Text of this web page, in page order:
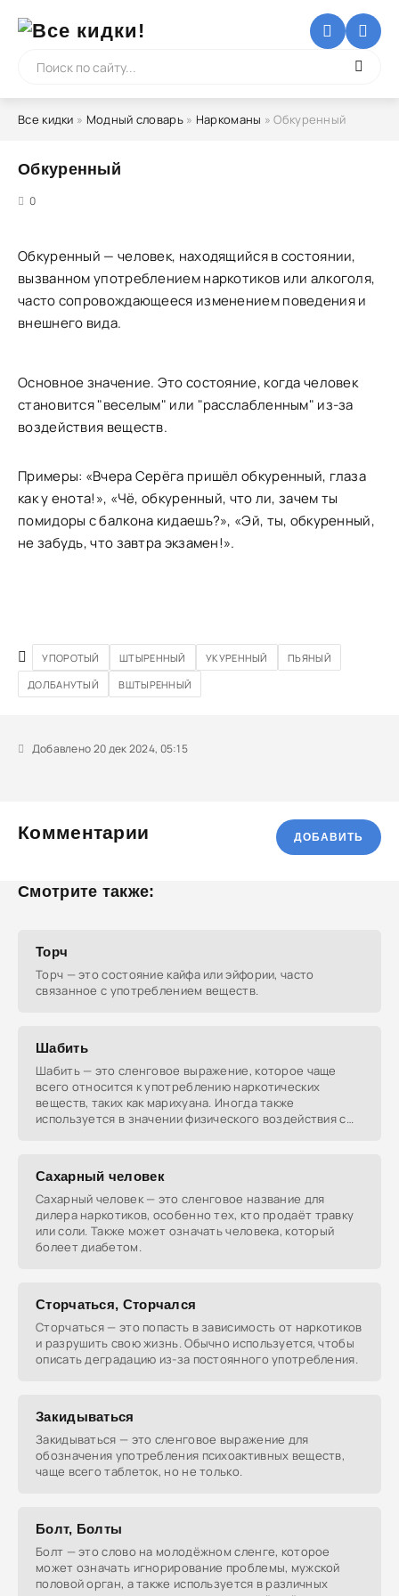
Все кидки » Модный словарь» Наркоманы » Обкуренный
Обкуренный
0
Обкуренный — человек, находящийся в состоянии,
вызванном употреблением наркотиков или алкоголя,
часто сопровождающееся изменением поведения и
внешнего вида.
Основное значение. Это состояние, когда человек
становится "веселым" или "расслабленным" из-за
воздействия веществ.
Примеры: «Вчера Серёга пришёл обкуренный, глаза
как у енота!», «Чё, обкуренный, что ли, зачем ты
помидоры с балкона кидаешь?», «Эй, ты, обкуренный,
не забудь, что завтра экзамен!».
УПОРОТЫЙ ШТЫРЕННЫЙ УКУРЕННЫЙ
ПЬЯНЫЙ
ДОЛБАНУТЫЙ
ВШТЫРЕННЫЙ
Добавлено 20 дек 2024, 05:15
Комментарии ДОБАВИТЬ
Смотрите также:
Торч
Торч — это состояние кайфа или эйфории, часто
связанное с употреблением веществ.
Шабить
Шабить — это сленговое выражение, которое чаще
всего относится к употреблению наркотических
веществ, таких как марихуана. Иногда также
используется в значении физического воздействия с
Сахарный человек
Сахарный человек — это сленговое название для
дилера наркотиков, особенно тех, кто продаёт травку
или соли. Также может означать человека, который
болеет диабетом.
Сторчаться, Сторчался
Сторчаться — это попасть в зависимость от наркотиков
и разрушить свою жизнь. Обычно используется, чтобы
описать деградацию из-за постоянного употребления.
Закидываться
Закидываться — это сленговое выражение для
обозначения употребления психоактивных веществ,
чаще всего таблеток, но не только.
Болт, Болты
Болт — это слово на молодёжном сленге, которое
может означать игнорирование проблемы, мужской
половой орган, а также используется в различных